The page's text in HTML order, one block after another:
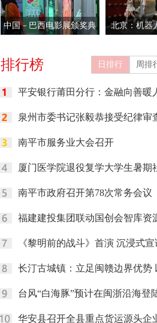
中国－巴西电影展颁奖典
北京：机器
排行榜 日排行 周排
平安银行莆田分行：金融向善暖
泉州市委书记张毅恭接受纪律审
南平市服务业大会召开
厦门医学院退役复学大学生暑期
南平市政府召开第78次常务会议
福建建投集团联动国创会智库资
《黎明前的战斗》首演 沉浸式宣
长汀古城镇：立足闽赣边界优势
台风“白海豚”预计在闽浙沿海登
华安县召开全县重点货运源头企